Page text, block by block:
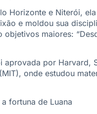
Horizonte e Niterói,
e moldou sua
objetivos maiores:
aprovada por Harvard,
onde estudou
fortuna de Luana